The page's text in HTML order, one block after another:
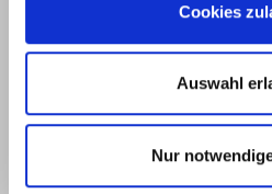
Cookies
Auswahl
Nur
+49 2331 6245-200